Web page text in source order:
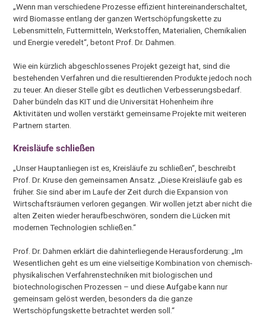
„Wenn man verschiedene Prozesse effizient hintereinanderschaltet,
wird Biomasse entlang der ganzen Wertschöpfungskette zu
Lebensmitteln, Futtermitteln, Werkstoffen, Materialien, Chemikalien
und Energie veredelt“, betont Prof. Dr. Dahmen.
Wie ein kürzlich abgeschlossenes Projekt gezeigt hat, sind die
bestehenden Verfahren und die resultierenden Produkte jedoch noch
zu teuer. An dieser Stelle gibt es deutlichen Verbesserungsbedarf.
Daher bündeln das KIT und die Universität Hohenheim ihre
Aktivitäten und wollen verstärkt gemeinsame Projekte mit weiteren
Partnern starten.
Kreisläufe schließen
„Unser Hauptanliegen ist es, Kreisläufe zu schließen“, beschreibt
Prof. Dr. Kruse den gemeinsamen Ansatz. „Diese Kreisläufe gab es
früher. Sie sind aber im Laufe der Zeit durch die Expansion von
Wirtschaftsräumen verloren gegangen. Wir wollen jetzt aber nicht die
alten Zeiten wieder heraufbeschwören, sondern die Lücken mit
modernen Technologien schließen.“
Prof. Dr. Dahmen erklärt die dahinterliegende Herausforderung: „Im
Wesentlichen geht es um eine vielseitige Kombination von chemisch-
physikalischen Verfahrenstechniken mit biologischen und
biotechnologischen Prozessen – und diese Aufgabe kann nur
gemeinsam gelöst werden, besonders da die ganze
Wertschöpfungskette betrachtet werden soll.“